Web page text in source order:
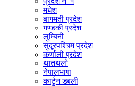
मधेश
बागमती प्रदेश
गण्डकी प्रदेश
लुम्बिनी
सुदूरपश्चिम प्रदेश
कर्णाली प्रदेश
थातथलो
नेपालभाषा
कार्टुन डबली